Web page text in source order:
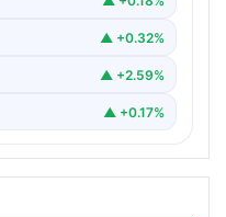
▲ +0.32%
▲ +2.59%
▲ +0.17%